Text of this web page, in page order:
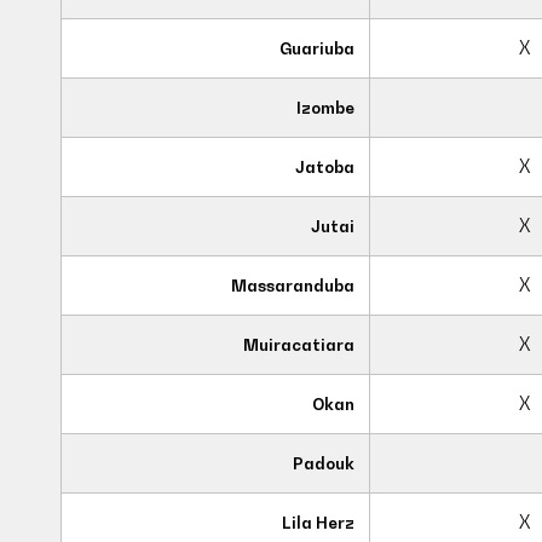
Guariuba X
Izombe
Jatoba X
Jutai X
Massaranduba X
Muiracatiara X
Okan X
Padouk
Lila Herz X